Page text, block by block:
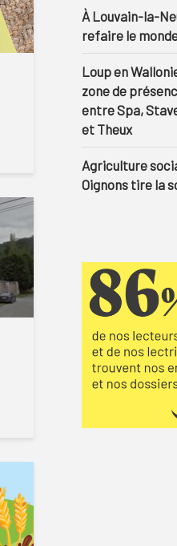
À Louvain-la-
refaire le
Loup en
zone de
entre Spa,
et Theux
Agriculture
Oignons tire la